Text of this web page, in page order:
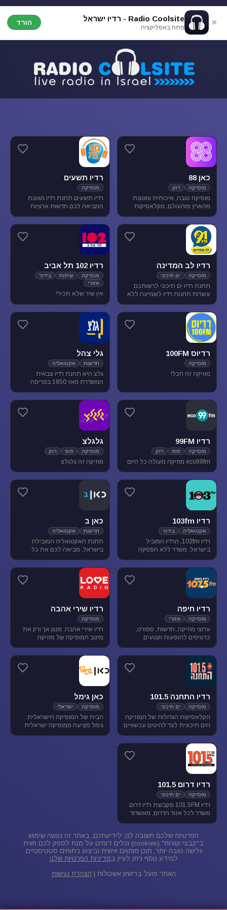
Radio Coolsite - רדיו ישראל
פתח באפליקציה
הורד
כאן 88
מוסיקה רוק
מוסיקה טובה, איכותית ומגוונת
מהארץ ומהעולם. מקלאסיקות
בארץ ובעולם ועד ג'אז, אלטרנטיב,
מוסיקת עולם ובלוז.
רדיו תשעים
מוסיקה
רדיו תשעים תחנת רדיו מגוונת
המביאה לכם חדשות ארציות
ופנאי וכמובן מוסיקה מגוונת
להנאת המאזינים
רדיו לב המדינה
מוסיקה ים תיכוני
תחנת רדיו ים תיכוני לרשותכם
עשרות תחנות רדיו לשמיעה ללא
ים תיכונית, מוסיקה לפי שפות
רדיו 102 תל אביב
מוסיקה שיחות
בידור
אזורי
אין שיר שלא תכיר!
רדיוס 100FM
מוסיקה
מוזיקה זה הכל!
גלי צהל
חדשות אקטואליה
גלצ היא תחנת רדיו צבאית
המשדרת מאז 1950 בפריסה
חדשות, תכניות אקטואליה
ותרבות, מוזיקה ועוד.
רדיו 99FM
מוסיקה פופ רוק
eco99fm מוזיקה מעולה כל היום
גלגלצ
מוסיקה פופ רוק
מוזיקה זה גלגלצ
רדיו 103fm
אקטואליה בידור
רדיו 103fm, הרדיו המוביל
בישראל, משדר ללא הפסקה
וסאטירה, עם מיטב המגישים
והעיתונאים
כאן ב
חדשות אקטואליה
תחנת האקטואליה המובילה
בישראל, מביאה לכם את כל
והפרשנויות, של האירועים שעל
סדר היום הישראלי.
רדיו חיפה
מוסיקה אזורי
ערוצי מוזיקה, חדשות, ספורט,
כרטיסים להופעות וקטעים
רדיו שירי אהבה
מוסיקה
רדיו שירי אהבה, מנגן אך ורק את
מיטב המוסיקה של מוזיקה
והלהקות הטובות של שנות ה-80-
רדיו התחנה 101.5
מוסיקה ים תיכוני
הקלאסיקות הגדולות של המוזיקה
הים תיכונית לצד להיטים עכשוויים
בתדר 101.5 באיזור הצפון.
כאן גימל
מוסיקה ישראלי
הבית של המוסיקה הישראלית.
גימל מציעה ממוסיקה ישראלית
רדיו דרום 101.5
מוסיקה ים תיכוני
רדיו 101.5FM מקבוצת רדיו דרום
משדר לכל אזור הדרום, מאשדוד
הפרטיות שלכם חשובה לנו. לידיעתכם, באתר זה נעשה שימוש
ב"קבצי עוגיות" (cookies) וכלים דומים על מנת לספק לכם חווית
גלישה טובה יותר, תוכן מותאם אישית וביצוע ניתוחים סטטיסטיים.
למידע נוסף ניתן לעיין במדיניות הפרטיות שלנו
האתר פועל ברישיון אשכולות | הצהרת נגישות